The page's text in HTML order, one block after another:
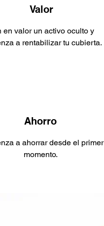
Valor
en valor un activo oculto y
a rentabilizar tu cubierta.
Ahorro
a ahorrar desde el primer
momento.